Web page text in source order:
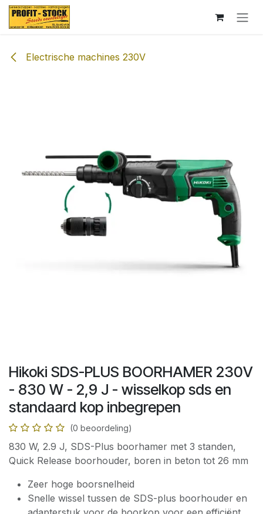
Overslaan naar inhoud
Electrische machines 230V
Hikoki SDS-PLUS BOORHAMER 230V
- 830 W - 2,9 J - wisselkop sds en
standaard kop inbegrepen
(0 beoordeling)
830 W, 2.9 J, SDS-Plus boorhamer met 3 standen,
Quick Release boorhouder, boren in beton tot 26 mm
Zeer hoge boorsnelheid
Snelle wissel tussen de SDS-plus boorhouder en